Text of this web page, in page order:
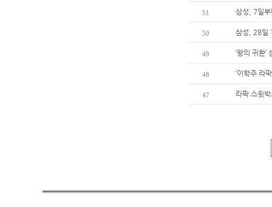
51 삼성, 7일부
50 삼성, 28일
49 ‘왕의 귀환
48 ‘이학주 라
47 라팍 스윗